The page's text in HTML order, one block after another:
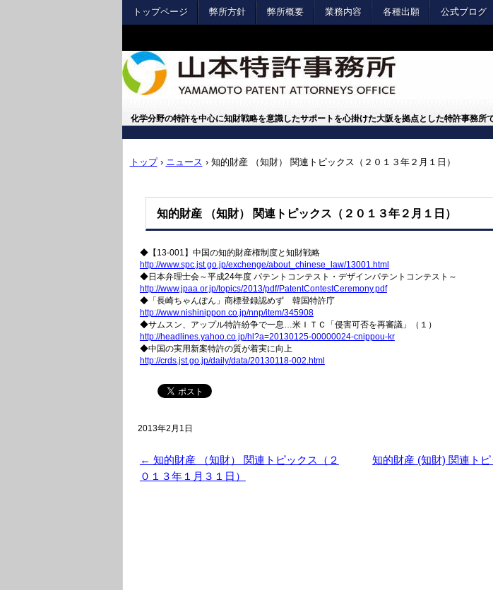
化学分野の特許を中心に知財戦略を意識したサポートを心掛けた大阪を拠点とした特許事務所で
トップページ 弊所方針 弊所概要 業務内容 各種出願 公式ブログ
トップ › ニュース › 知的財産 （知財） 関連トピックス（２０１３年２月１日）
知的財産 （知財） 関連トピックス（２０１３年２月１日）
◆【13-001】中国の知的財産権制度と知財戦略
http://www.spc.jst.go.jp/exchenge/about_chinese_law/13001.html
◆日本弁理士会～平成24年度 パテントコンテスト・デザインパテントコンテスト～
http://www.jpaa.or.jp/topics/2013/pdf/PatentContestCeremony.pdf
◆「長崎ちゃんぽん」商標登録認めず 韓国特許庁
http://www.nishinippon.co.jp/nnp/item/345908
◆サムスン、アップル特許紛争で一息…米ＩＴＣ「侵害可否を再審議」（１）
http://headlines.yahoo.co.jp/hl?a=20130125-00000024-cnippou-kr
◆中国の実用新案特許の質が着実に向上
http://crds.jst.go.jp/daily/data/20130118-002.html
2013年2月1日
← 知的財産 （知財） 関連トピックス（２
０１３年１月３１日）
知的財産 (知財) 関連ト